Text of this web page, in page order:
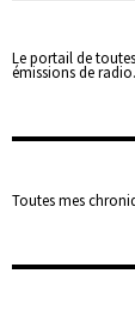
Le portail de
émissions de
Toutes mes